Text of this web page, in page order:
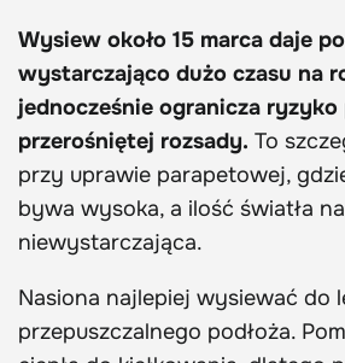
Wysiew około 15 marca daje
wystarczająco dużo czasu na
jednocześnie ogranicza
przerośniętej rozsady. To
przy uprawie parapetowej,
bywa wysoka, a ilość światła
niewystarczająca.
Nasiona najlepiej wysiewać do
przepuszczalnego podłoża.